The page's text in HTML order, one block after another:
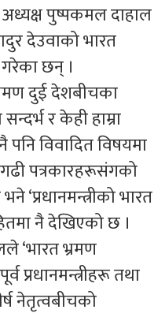
पुष्पकमल दाहाल
देउवाको भारत
छन् ।
दुई देशबीचका
र केही हाम्रा
विवादित विषयमा
पत्रकारहरूसंगको
‘प्रधानमन्त्रीको भारत
नै देखिएको छ ।
‘भारत भ्रमण
प्रधानमन्त्रीहरू तथा
नेतृत्वबीचको